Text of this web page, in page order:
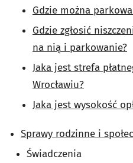
Gdzie można
Gdzie zgłosić
na nią i parkowanie?
Jaka jest strefa
Wrocławiu?
Jaka jest wysokość
Sprawy rodzinne i
Świadczenia